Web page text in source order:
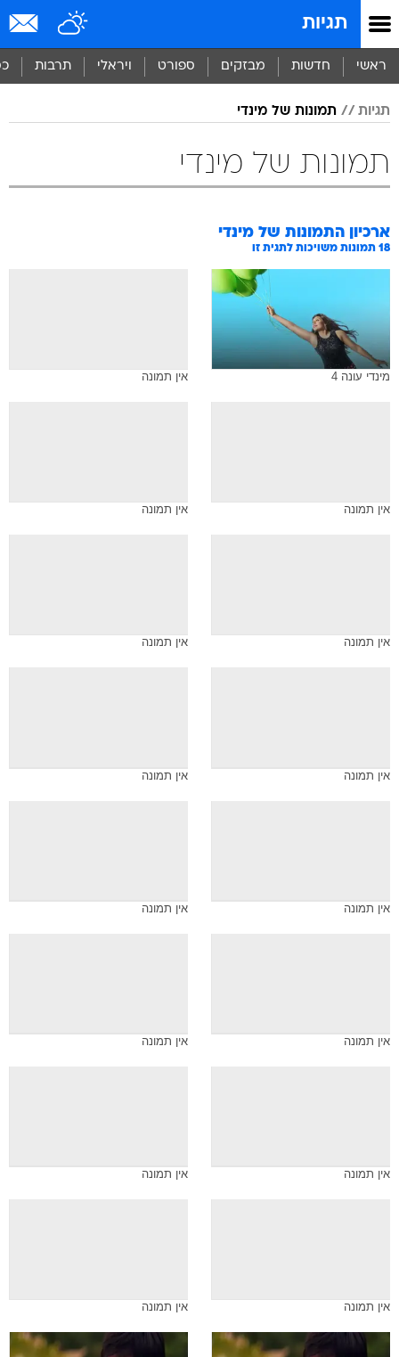
תגיות
ראשי חדשות מבזקים ספורט ויראלי תרבות
תגיות תמונות של מינדי
תמונות של מינדי
ארכיון התמונות של מינדי
18 תמונות משויכות לתגית זו
מינדי עונה 4 אין תמונה
אין תמונה אין תמונה
אין תמונה אין תמונה
אין תמונה אין תמונה
אין תמונה אין תמונה
אין תמונה אין תמונה
אין תמונה אין תמונה
אין תמונה אין תמונה